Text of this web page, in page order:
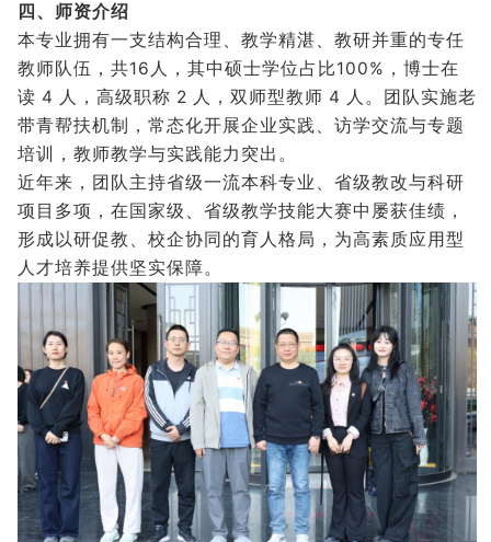
四、师资介绍
本专业拥有一支结构合理、教学精湛、教研并重的专任
教师队伍，共16人，其中硕士学位占比100%，博士在
读 4 人，高级职称 2 人，双师型教师 4 人。团队实施老
带青帮扶机制，常态化开展企业实践、访学交流与专题
培训，教师教学与实践能力突出。
近年来，团队主持省级一流本科专业、省级教改与科研
项目多项，在国家级、省级教学技能大赛中屡获佳绩，
形成以研促教、校企协同的育人格局，为高素质应用型
人才培养提供坚实保障。